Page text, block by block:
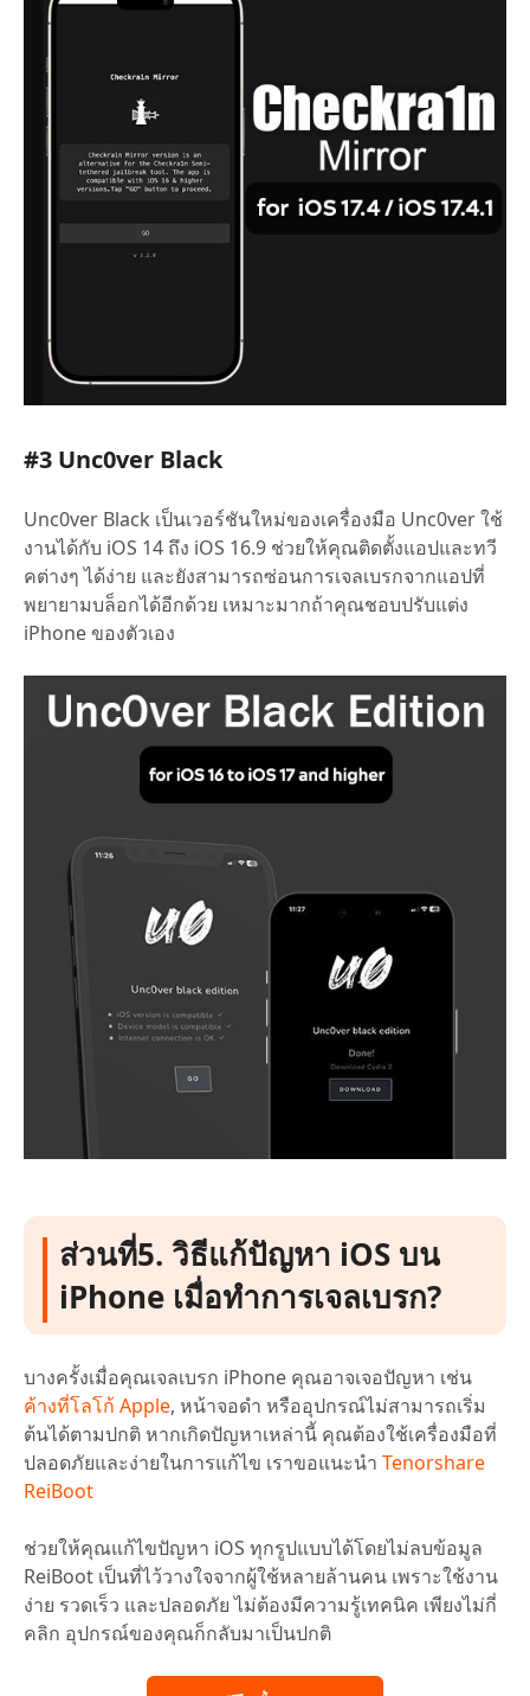
#3 Unc0ver Black
Unc0ver Black เป็นเวอร์ชันใหม่ของเครื่องมือ Unc0ver ใช้
งานได้กับ iOS 14 ถึง iOS 16.9 ช่วยให้คุณติดตั้งแอปและทวี
คต่างๆ ได้ง่าย และยังสามารถซ่อนการเจลเบรกจากแอปที่
พยายามบล็อกได้อีกด้วย เหมาะมากถ้าคุณชอบปรับแต่ง
iPhone ของตัวเอง
ส่วนที่5. วิธีแก้ปัญหา iOS บน
iPhone เมื่อทำการเจลเบรก?
บางครั้งเมื่อคุณเจลเบรก iPhone คุณอาจเจอปัญหา เช่น
ค้างที่โลโก้ Apple, หน้าจอดำ หรืออุปกรณ์ไม่สามารถเริ่ม
ต้นได้ตามปกติ หากเกิดปัญหาเหล่านี้ คุณต้องใช้เครื่องมือที่
ปลอดภัยและง่ายในการแก้ไข เราขอแนะนำ Tenorshare
ReiBoot
ช่วยให้คุณแก้ไขปัญหา iOS ทุกรูปแบบได้โดยไม่ลบข้อมูล
ReiBoot เป็นที่ไว้วางใจจากผู้ใช้หลายล้านคน เพราะใช้งาน
ง่าย รวดเร็ว และปลอดภัย ไม่ต้องมีความรู้เทคนิค เพียงไม่กี่
คลิก อุปกรณ์ของคุณก็กลับมาเป็นปกติ